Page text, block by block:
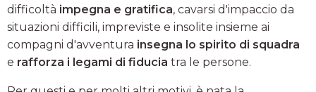
difficoltà impegna e gratifica, cavarsi d'impaccio da
situazioni difficili, impreviste e insolite insieme ai
compagni d'avventura insegna lo spirito di squadra
e rafforza i legami di fiducia tra le persone.